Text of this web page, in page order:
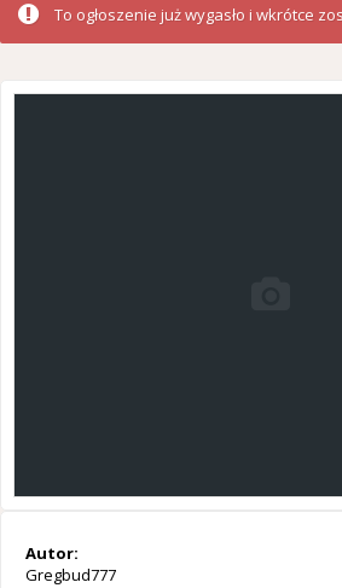
To ogłoszenie już wygasło i wkrótce
Autor:
Gregbud777